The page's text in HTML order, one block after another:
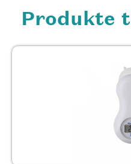
Produkte